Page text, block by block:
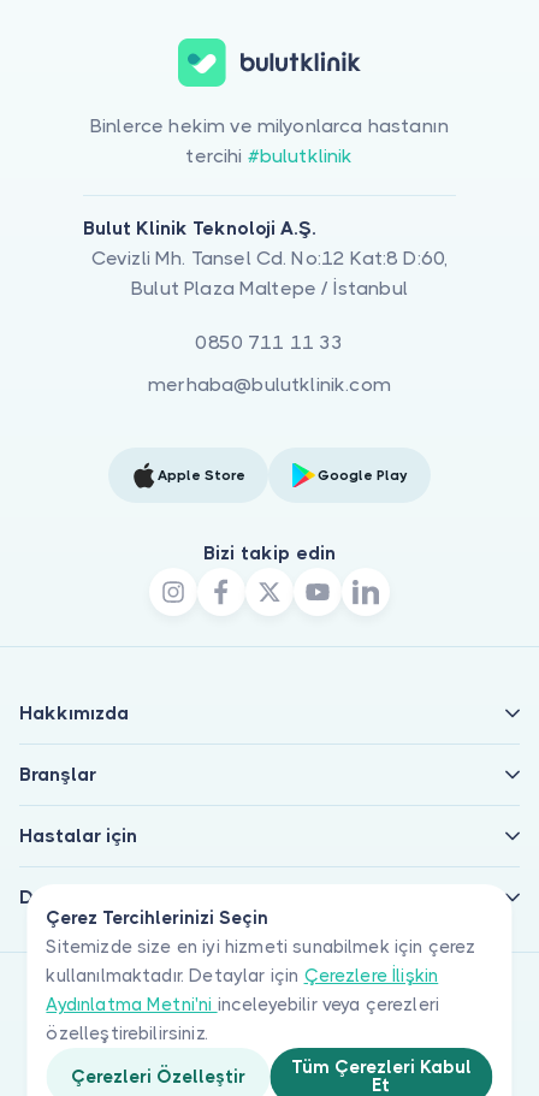
Çerez Tercihlerinizi Seçin
Sitemizde size en iyi hizmeti sunabilmek için çerez
kullanılmaktadır. Detaylar için Çerezlere İlişkin
Aydınlatma Metni'ni inceleyebilir veya çerezleri
özelleştirebilirsiniz.
Çerezleri Özelleştir
Tüm Çerezleri Kabul
Et
Binlerce hekim ve milyonlarca hastanın
tercihi #bulutklinik
Bulut Klinik Teknoloji A.Ş.
Cevizli Mh. Tansel Cd. No:12 Kat:8 D:60,
Bulut Plaza Maltepe / İstanbul
0850 711 11 33
merhaba@bulutklinik.com
Apple Store Google Play
Bizi takip edin
Hakkımızda
Branşlar
Hastalar için
Doktorlar için